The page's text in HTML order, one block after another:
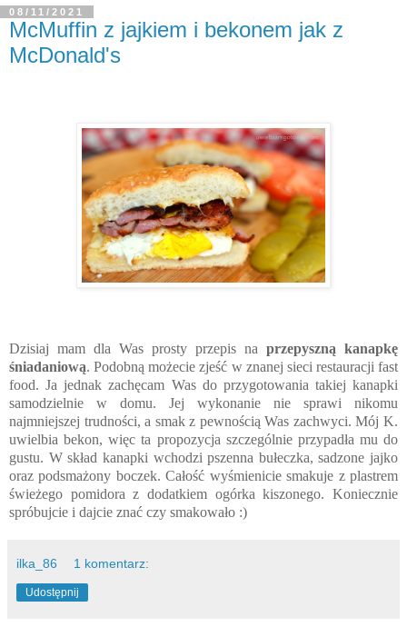
08/11/2021
McMuffin z jajkiem i bekonem jak z
McDonald's
Dzisiaj mam dla Was prosty przepis na przepyszną kanapkę
śniadaniową. Podobną możecie zjeść w znanej sieci restauracji fast
food. Ja jednak zachęcam Was do przygotowania takiej kanapki
samodzielnie w domu. Jej wykonanie nie sprawi nikomu
najmniejszej trudności, a smak z pewnością Was zachwyci. Mój K.
uwielbia bekon, więc ta propozycja szczególnie przypadła mu do
gustu. W skład kanapki wchodzi pszenna bułeczka, sadzone jajko
oraz podsmażony boczek. Całość wyśmienicie smakuje z plastrem
świeżego pomidora z dodatkiem ogórka kiszonego. Koniecznie
spróbujcie i dajcie znać czy smakowało :)
ilka_86 1 komentarz:
Udostępnij